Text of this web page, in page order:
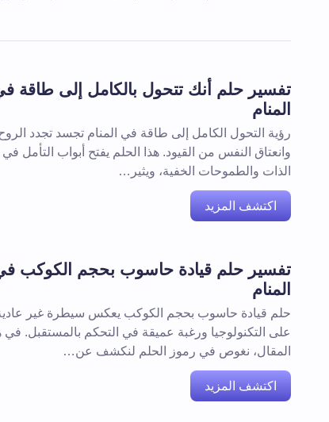
تفسير حلم أنك تتحول بالكامل إلى طاقة
المنام
رؤية التحول الكامل إلى طاقة في المنام تجسد تجدد
وانعتاق النفس من القيود. هذا الحلم يفتح أبواب التأمل في
الذات والطموحات الخفية، ويثير…
اكتشف المزيد
تفسير حلم قيادة حاسوب بحجم الكوكب
المنام
حلم قيادة حاسوب بحجم الكوكب يعكس سيطرة غير
على التكنولوجيا ورغبة عميقة في التحكم بالمستقبل. في
المقال، نغوص في رموز الحلم لنكشف عن…
اكتشف المزيد